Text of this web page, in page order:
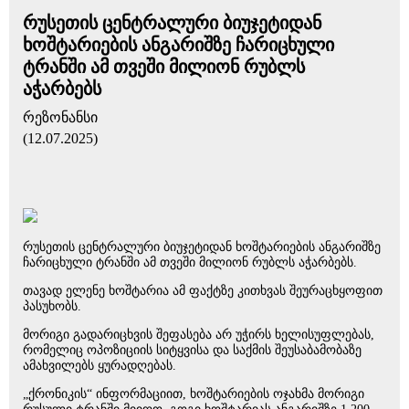
რუსეთის ცენტრალური ბიუჯეტიდან
ხოშტარიების ანგარიშზე ჩარიცხული
ტრანში ამ თვეში მილიონ რუბლს
აჭარბებს
რეზონანსი
(12.07.2025)
რუსეთის ცენტრალური ბიუჯეტიდან ხოშტარიების ანგარიშზე
ჩარიცხული ტრანში ამ თვეში მილიონ რუბლს აჭარბებს.
თავად ელენე ხოშტარია ამ ფაქტზე კითხვას შეურაცხყოფით
პასუხობს.
მორიგი გადარიცხვის შეფასება არ უჭირს ხელისუფლებას,
რომელიც ოპოზიციის სიტყვისა და საქმის შეუსაბამობაზე
ამახვილებს ყურადღებას.
„ქრონიკის“ ინფორმაციით, ხოშტარიების ოჯახმა მორიგი